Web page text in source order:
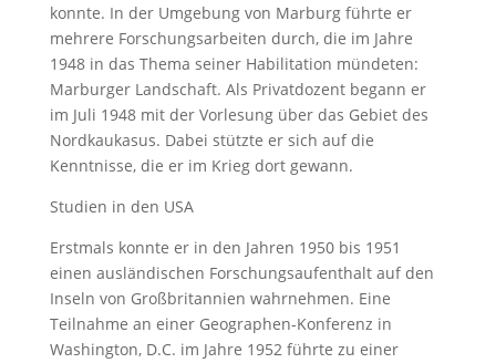
konnte. In der Umgebung von Marburg führte er
mehrere Forschungsarbeiten durch, die im Jahre
1948 in das Thema seiner Habilitation mündeten:
Marburger Landschaft. Als Privatdozent begann er
im Juli 1948 mit der Vorlesung über das Gebiet des
Nordkaukasus. Dabei stützte er sich auf die
Kenntnisse, die er im Krieg dort gewann.
Studien in den USA
Erstmals konnte er in den Jahren 1950 bis 1951
einen ausländischen Forschungsaufenthalt auf den
Inseln von Großbritannien wahrnehmen. Eine
Teilnahme an einer Geographen-Konferenz in
Washington, D.C. im Jahre 1952 führte zu einer